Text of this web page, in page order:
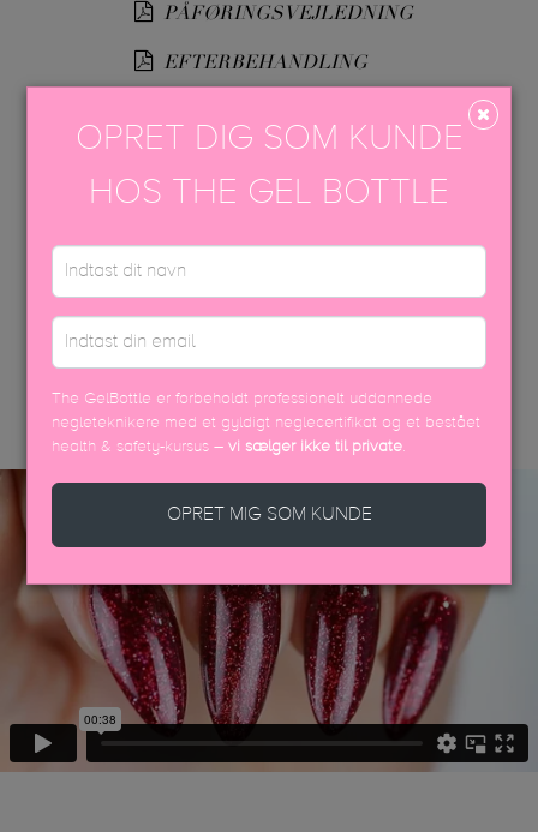
PÅFØRINGSVEJLEDNING
EFTERBEHANDLING
DISCOVER MORE
OPRET DIG SOM KUNDE
HOS THE GEL BOTTLE
The GelBottle er forbeholdt professionelt uddannede
negleteknikere med et gyldigt neglecertifikat og et bestået
health & safety-kursus –vi sælger ikke til private
OPRET MIG SOM KUNDE